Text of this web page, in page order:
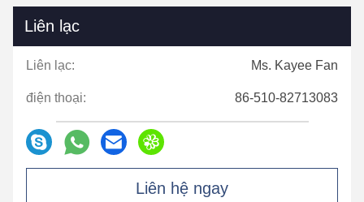
Liên lạc
Liên lạc: Ms. Kayee Fan
điện thoại: 86-510-82713083
Liên hệ ngay